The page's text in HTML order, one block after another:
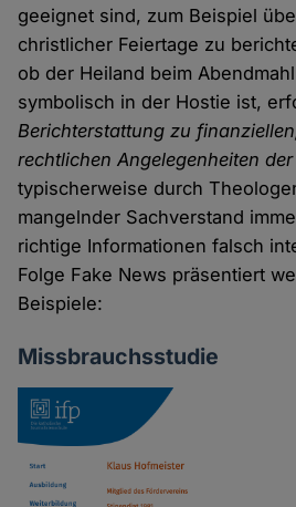
geeignet sind, zum Beispiel
christlicher Feiertage zu
ob der Heiland beim
symbolisch in der Hostie ist,
Berichterstattung zu
rechtlichen Angelegenheiten
typischerweise durch
mangelnder Sachverstand
richtige Informationen falsch
Folge Fake News präsentiert
Beispiele:
Missbrauchsstudie